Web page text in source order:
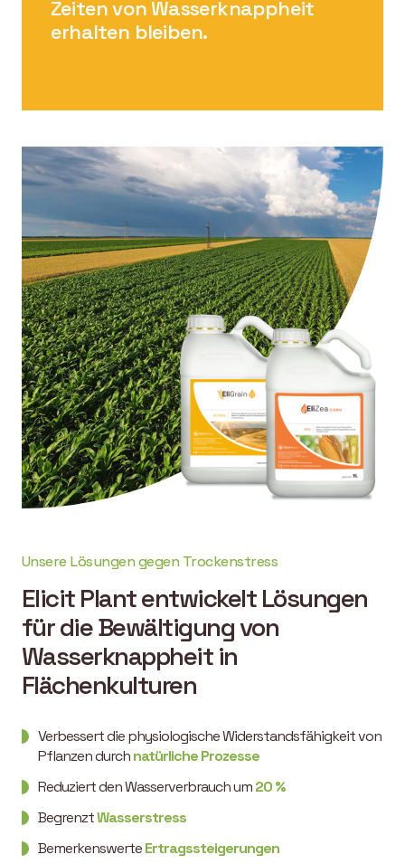
Zeiten von Wasserknappheit
erhalten bleiben.
Unsere Lösungen gegen Trockenstress
Elicit Plant entwickelt Lösungen
für die Bewältigung von
Wasserknappheit in
Flächenkulturen
Verbessert die physiologische Widerstandsfähigkeit von
Pflanzen durchnatürliche Prozesse
Reduziert den Wasserverbrauch um20 %
BegrenztWasserstress
BemerkenswerteErtragssteigerungen